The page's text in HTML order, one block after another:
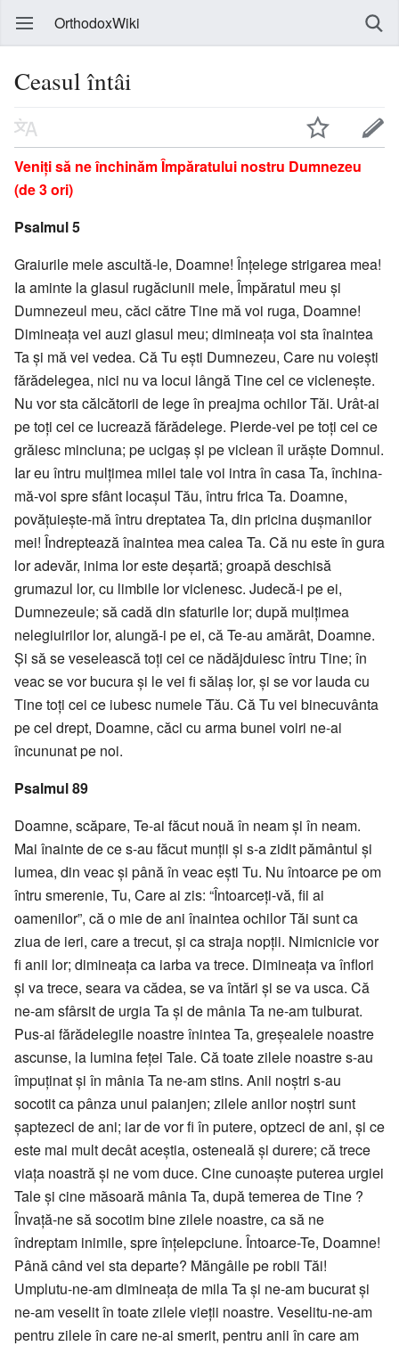
OrthodoxWiki
Ceasul întâi
Veniţi să ne închinăm Împăratului nostru Dumnezeu
(de 3 ori)
Psalmul 5
Graiurile mele ascultă-le, Doamne! Înţelege strigarea mea!
Ia aminte la glasul rugăciunii mele, Împăratul meu şi
Dumnezeul meu, căci către Tine mă voi ruga, Doamne!
Dimineaţa vei auzi glasul meu; dimineaţa voi sta înaintea
Ta şi mă vei vedea. Că Tu eşti Dumnezeu, Care nu voieşti
fărădelegea, nici nu va locui lângă Tine cel ce vicleneşte.
Nu vor sta călcătorii de lege în preajma ochilor Tăi. Urât-ai
pe toţi cei ce lucrează fărădelege. Pierde-vei pe toţi cei ce
grăiesc minciuna; pe ucigaş şi pe viclean îl urăşte Domnul.
Iar eu întru mulţimea milei tale voi intra în casa Ta, închina-
mă-voi spre sfânt locaşul Tău, întru frica Ta. Doamne,
povăţuieşte-mă întru dreptatea Ta, din pricina duşmanilor
mei! Îndreptează înaintea mea calea Ta. Că nu este în gura
lor adevăr, inima lor este deşartă; groapă deschisă
grumazul lor, cu limbile lor viclenesc. Judecă-i pe ei,
Dumnezeule; să cadă din sfaturile lor; după mulţimea
nelegiuirilor lor, alungă-i pe ei, că Te-au amărât, Doamne.
Şi să se veselească toţi cei ce nădăjduiesc întru Tine; în
veac se vor bucura şi le vei fi sălaş lor, şi se vor lauda cu
Tine toţi cei ce iubesc numele Tău. Că Tu vei binecuvânta
pe cel drept, Doamne, căci cu arma bunei voiri ne-ai
încununat pe noi.
Psalmul 89
Doamne, scăpare, Te-ai făcut nouă în neam şi în neam.
Mai înainte de ce s-au făcut munţii şi s-a zidit pământul şi
lumea, din veac şi până în veac eşti Tu. Nu întoarce pe om
întru smerenie, Tu, Care ai zis: “Întoarceţi-vă, fii ai
oamenilor”, că o mie de ani înaintea ochilor Tăi sunt ca
ziua de ieri, care a trecut, şi ca straja nopţii. Nimicnicie vor
fi anii lor; dimineaţa ca iarba va trece. Dimineaţa va înflori
şi va trece, seara va cădea, se va întări şi se va usca. Că
ne-am sfârsit de urgia Ta şi de mânia Ta ne-am tulburat.
Pus-ai fărădelegile noastre înintea Ta, greşealele noastre
ascunse, la lumina feţei Tale. Că toate zilele noastre s-au
împuţinat şi în mânia Ta ne-am stins. Anii noştri s-au
socotit ca pânza unui paianjen; zilele anilor noştri sunt
şaptezeci de ani; iar de vor fi în putere, optzeci de ani, şi ce
este mai mult decât aceştia, osteneală şi durere; că trece
viaţa noastră şi ne vom duce. Cine cunoaşte puterea urgiei
Tale şi cine măsoară mânia Ta, după temerea de Tine ?
Învaţă-ne să socotim bine zilele noastre, ca să ne
îndreptam inimile, spre înţelepciune. Întoarce-Te, Doamne!
Până când vei sta departe? Măngâile pe robii Tăi!
Umplutu-ne-am dimineaţa de mila Ta şi ne-am bucurat şi
ne-am veselit în toate zilele vieţii noastre. Veselitu-ne-am
pentru zilele în care ne-ai smerit, pentru anii în care am